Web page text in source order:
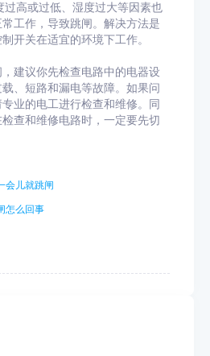
过高或过低、湿度过大等因素也
工作，导致跳闸。解决方法是
开关在适宜的环境下工作。
建议你先检查电路中的电器设
、短路和漏电等故障。如果问
业的电工进行检查和维修。同
查和维修电路时，一定要先切
会儿就跳闸
怎么回事